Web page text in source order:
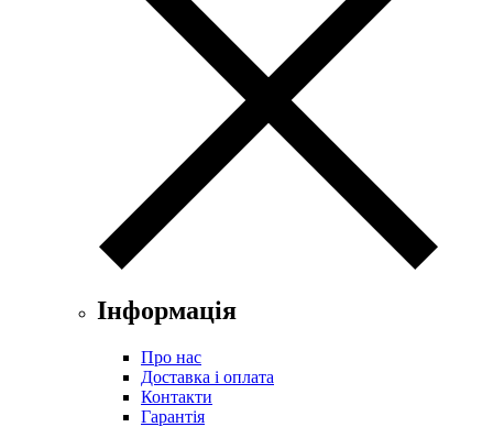
Інформація
Про нас
Доставка і оплата
Контакти
Гарантія